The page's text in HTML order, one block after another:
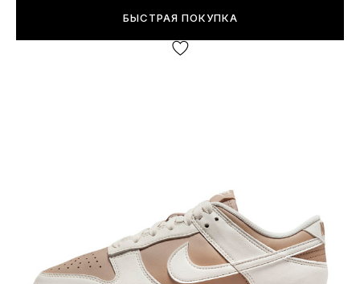
БЫСТРАЯ ПОКУПКА